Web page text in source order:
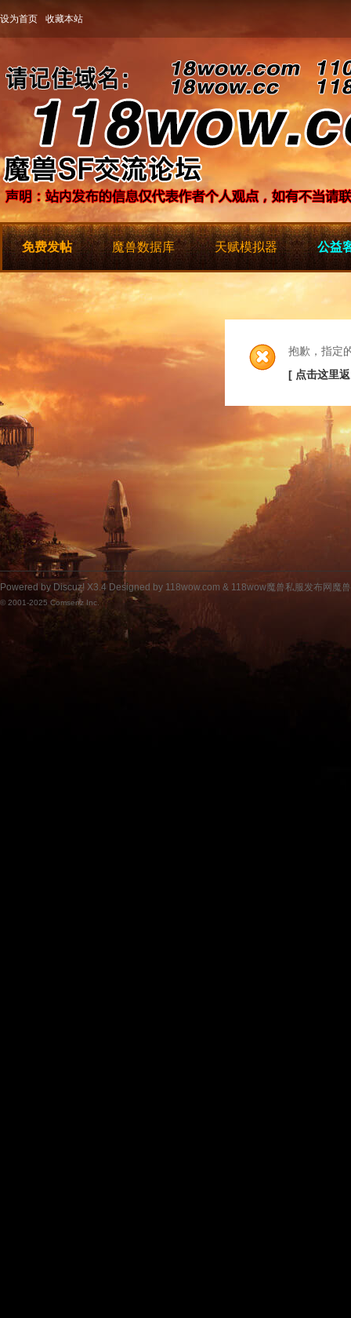
设为首页 收藏本站
免费发帖 魔兽数据库 天赋模拟器 公益
抱歉，指定
[ 点击这里
Powered by Discuz! X3.4 Designed by 118wow.com & 118wow魔兽私服发布网魔
© 2001-2025 Comsenz Inc.